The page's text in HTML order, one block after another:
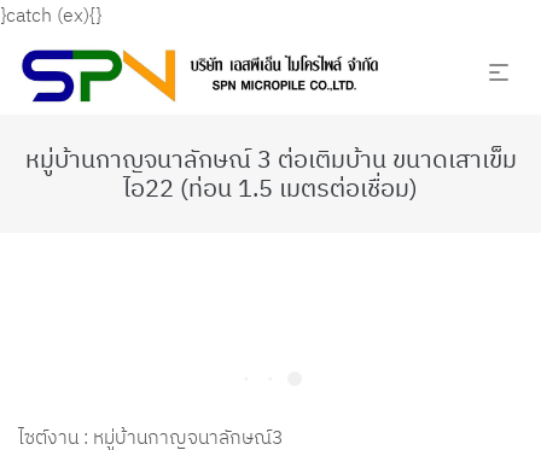
}catch (ex){}
หมู่บ้านกาญจนาลักษณ์ 3 ต่อเติมบ้าน ขนาดเสาเข็ม
ไอ22 (ท่อน 1.5 เมตรต่อเชื่อม)
ไซต์งาน : หมู่บ้านกาญจนาลักษณ์3